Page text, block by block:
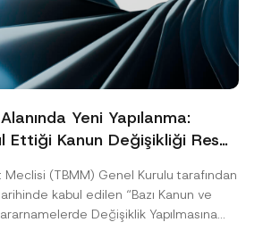
Yeni Yapılanma:
Ettiği Kanun Değişikliği Resmî
(TBMM) Genel Kurulu tarafından
kabul edilen “Bazı Kanun ve
Değişiklik Yapılmasına